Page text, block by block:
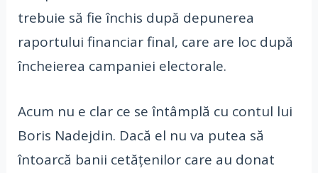
trebuie să fie închis după depunerea
raportului financiar final, care are loc după
încheierea campaniei electorale.
Acum nu e clar ce se întâmplă cu contul lui
Boris Nadejdin. Dacă el nu va putea să
întoarcă banii cetățenilor care au donat